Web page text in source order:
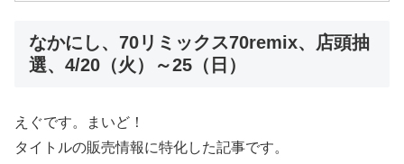
なかにし、70リミックス70remix、店頭抽
選、4/20（火）～25（日）
えぐです。まいど！
タイトルの販売情報に特化した記事です。